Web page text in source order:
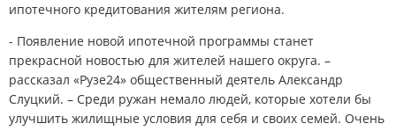
ипотечного кредитования жителям региона.
- Появление новой ипотечной программы станет
прекрасной новостью для жителей нашего округа. –
рассказал «Рузе24» общественный деятель Александр
Слуцкий. – Среди ружан немало людей, которые хотели бы
улучшить жилищные условия для себя и своих семей. Очень